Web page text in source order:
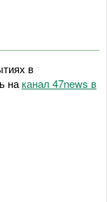
в
на канал 47news в